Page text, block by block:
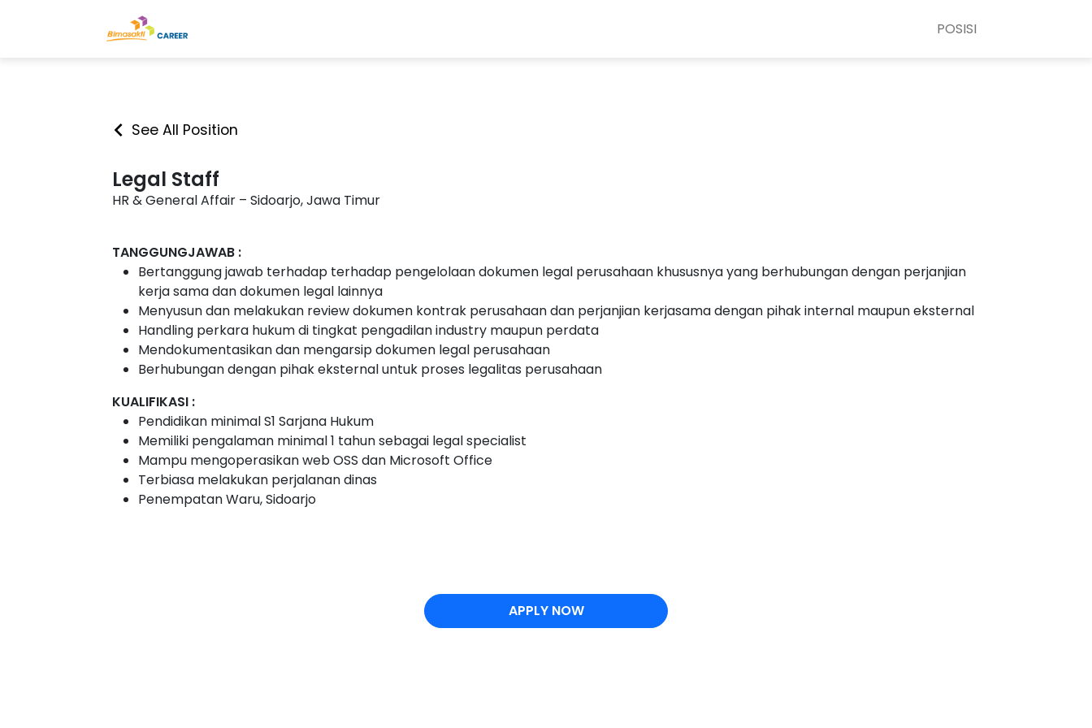
POSISI
See All Position
Legal Staff
HR & General Affair – Sidoarjo, Jawa Timur
TANGGUNGJAWAB :
Bertanggung jawab terhadap terhadap pengelolaan dokumen legal perusahaan khususnya yang berhubungan dengan perjanjian
kerja sama dan dokumen legal lainnya
Menyusun dan melakukan review dokumen kontrak perusahaan dan perjanjian kerjasama dengan pihak internal maupun eksternal
Handling perkara hukum di tingkat pengadilan industry maupun perdata
Mendokumentasikan dan mengarsip dokumen legal perusahaan
Berhubungan dengan pihak eksternal untuk proses legalitas perusahaan
KUALIFIKASI :
Pendidikan minimal S1 Sarjana Hukum
Memiliki pengalaman minimal 1 tahun sebagai legal specialist
Mampu mengoperasikan web OSS dan Microsoft Office
Terbiasa melakukan perjalanan dinas
Penempatan Waru, Sidoarjo
APPLY NOW